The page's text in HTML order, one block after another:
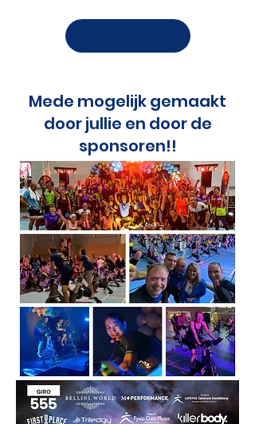
Mede mogelijk gemaakt
door jullie en door de
sponsoren!!